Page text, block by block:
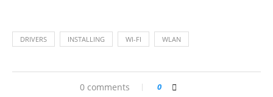
DRIVERS INSTALLING WI-FI WLAN
0 comments 0